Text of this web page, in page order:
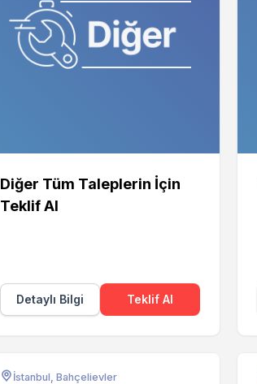
Diğer Tüm Taleplerin İçin
Teklif Al
Detaylı Bilgi Teklif Al
İstanbul, Bahçelievler